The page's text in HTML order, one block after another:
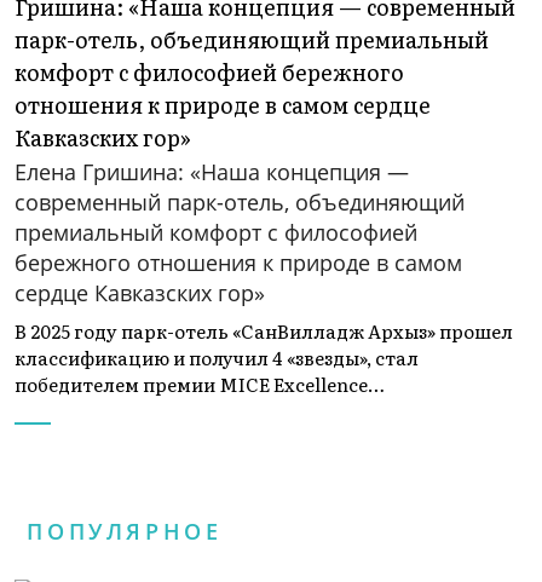
Елена Гришина: «Наша концепция —
современный парк-отель, объединяющий
премиальный комфорт с философией
бережного отношения к природе в самом
сердце Кавказских гор»
В 2025 году парк-отель «СанВилладж Архыз» прошел
классификацию и получил 4 «звезды», стал
победителем премии MICE Excellence…
ПОПУЛЯРНОЕ